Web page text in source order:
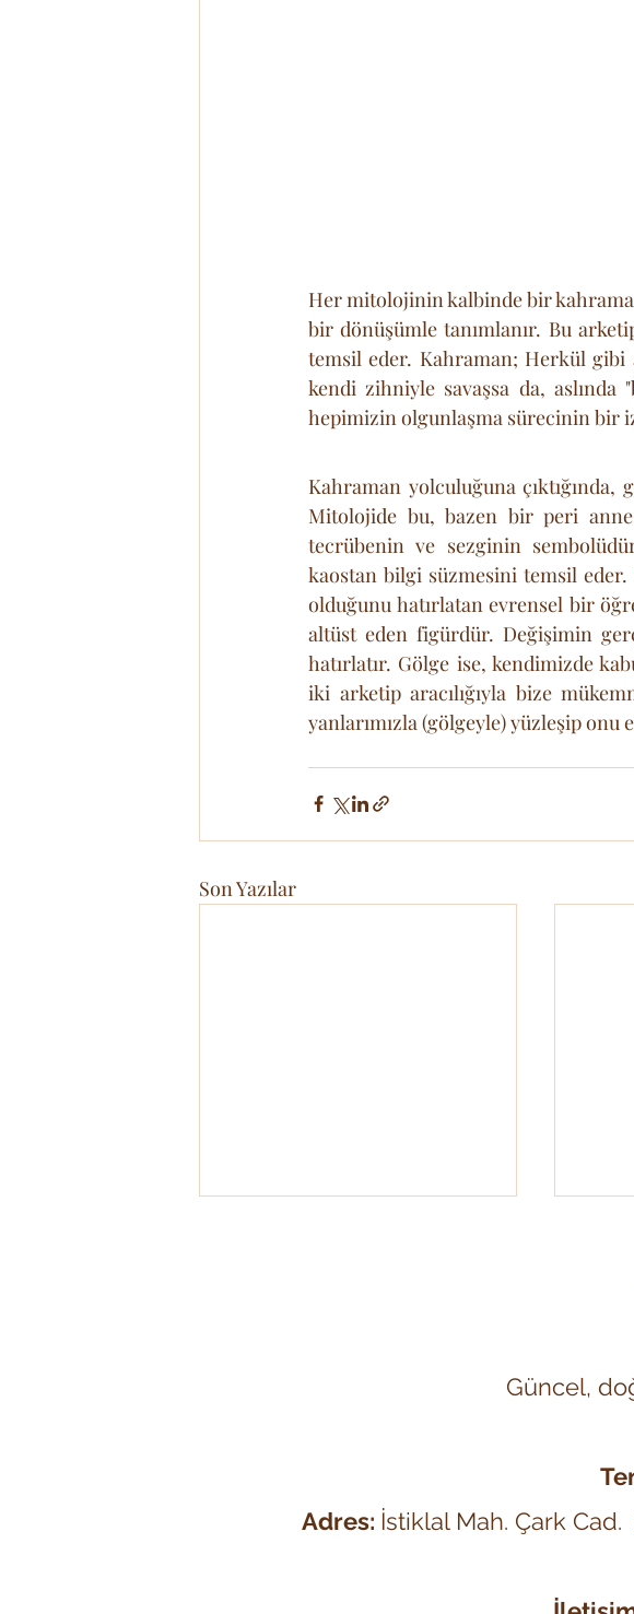
Her mitolojinin kalbinde bir
bir dönüşümle tanımlanır. Bu
temsil eder. Kahraman; Herkül gibi
kendi zihniyle savaşsa da, aslında
hepimizin olgunlaşma sürecinin bir
Kahraman yolculuğuna çıktığında,
Mitolojide bu, bazen bir peri
tecrübenin ve sezginin
kaostan bilgi süzmesini temsil
olduğunu hatırlatan evrensel bir
altüst eden figürdür. Değişimin
hatırlatır. Gölge ise, kendimizde
iki arketip aracılığıyla bize
yanlarımızla (gölgeyle) yüzleşip
Son Yazılar
Güncel,
Adres: İstiklal Mah. Çark